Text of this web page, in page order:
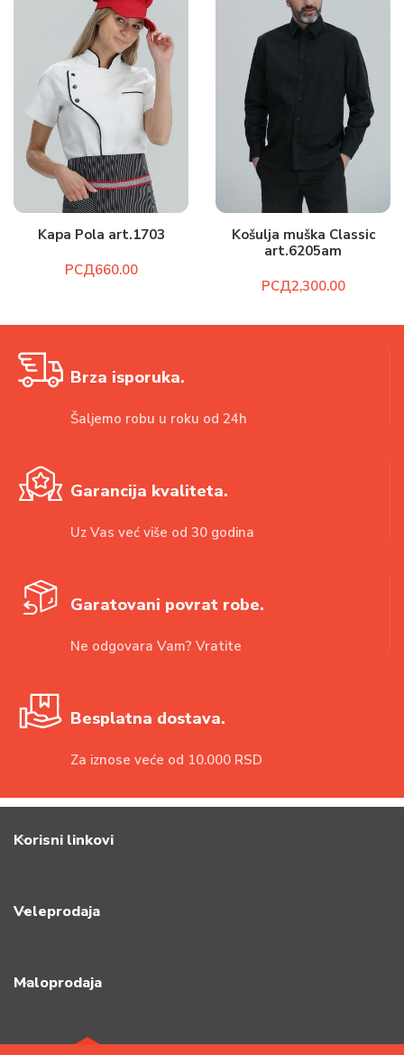
Kapa Pola art.1703
РСД
Košulja muška Classic
art.6205am
РСД
Brza isporuka.
Šaljemo robu u roku od 24h
Garancija kvaliteta.
Uz Vas već više od 30 godina
Garatovani povrat robe.
Ne odgovara Vam? Vratite
Besplatna dostava.
Za iznose veće od 10.000 RSD
Korisni linkovi
Veleprodaja
Maloprodaja